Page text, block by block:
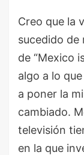
Creo que la
sucedido de
de “Mexico
algo a lo
a poner la
cambiado.
televisión
en la que